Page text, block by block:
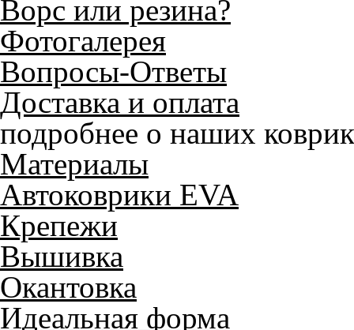
Ворс или резина?
Фотогалерея
Вопросы-Ответы
Доставка и оплата
подробнее о наших
Материалы
Автоковрики EVA
Крепежи
Вышивка
Окантовка
Идеальная форма